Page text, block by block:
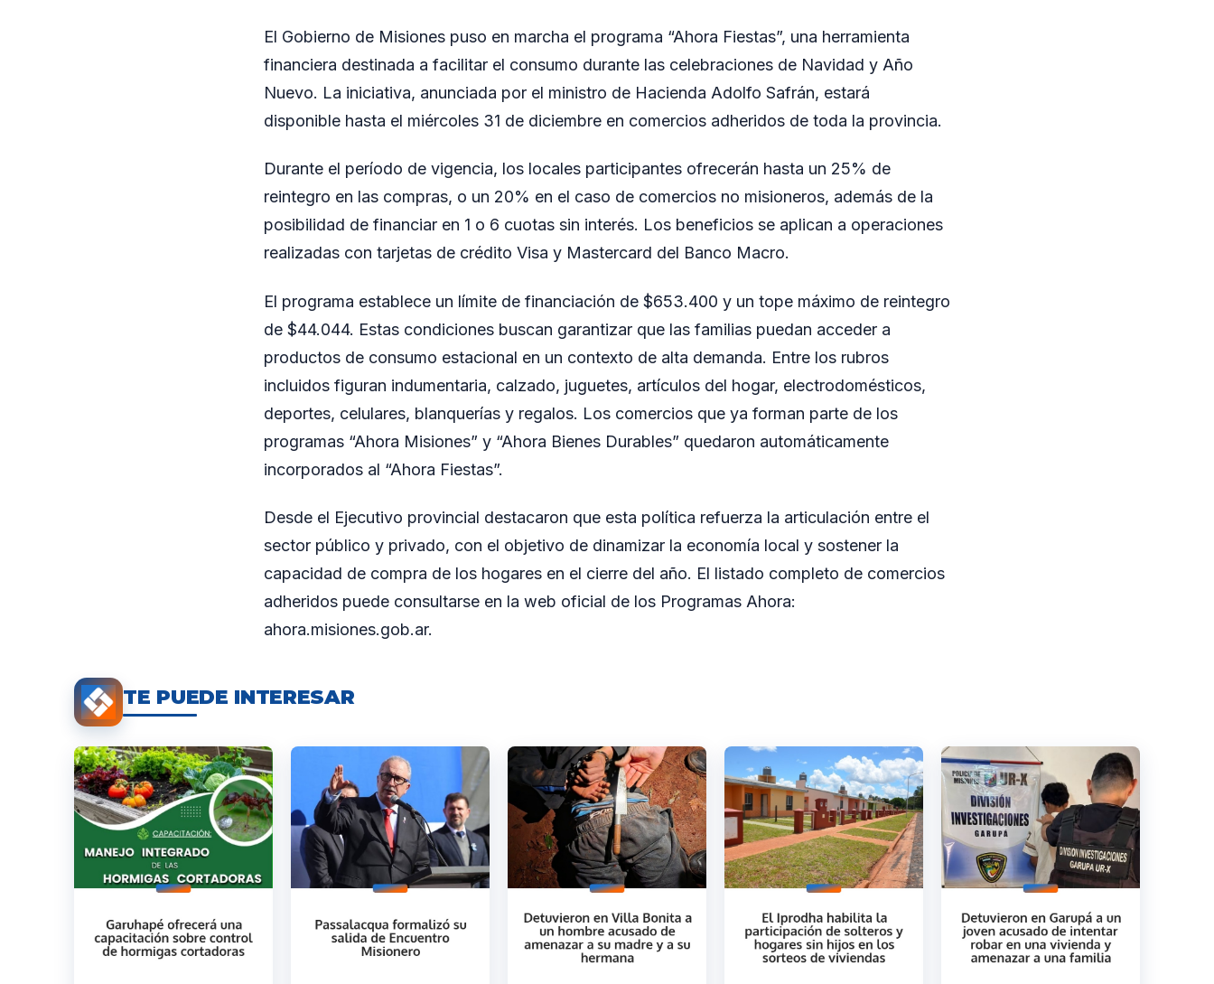
El Gobierno de Misiones puso en marcha el programa “Ahora Fiestas”, una herramienta
financiera destinada a facilitar el consumo durante las celebraciones de Navidad y Año
Nuevo. La iniciativa, anunciada por el ministro de Hacienda Adolfo Safrán, estará
disponible hasta el miércoles 31 de diciembre en comercios adheridos de toda la provincia.
Durante el período de vigencia, los locales participantes ofrecerán hasta un 25% de
reintegro en las compras, o un 20% en el caso de comercios no misioneros, además de la
posibilidad de financiar en 1 o 6 cuotas sin interés. Los beneficios se aplican a operaciones
realizadas con tarjetas de crédito Visa y Mastercard del Banco Macro.
El programa establece un límite de financiación de $653.400 y un tope máximo de reintegro
de $44.044. Estas condiciones buscan garantizar que las familias puedan acceder a
productos de consumo estacional en un contexto de alta demanda. Entre los rubros
incluidos figuran indumentaria, calzado, juguetes, artículos del hogar, electrodomésticos,
deportes, celulares, blanquerías y regalos. Los comercios que ya forman parte de los
programas “Ahora Misiones” y “Ahora Bienes Durables” quedaron automáticamente
incorporados al “Ahora Fiestas”.
Desde el Ejecutivo provincial destacaron que esta política refuerza la articulación entre el
sector público y privado, con el objetivo de dinamizar la economía local y sostener la
capacidad de compra de los hogares en el cierre del año. El listado completo de comercios
adheridos puede consultarse en la web oficial de los Programas Ahora:
ahora.misiones.gob.ar.
TE PUEDE INTERESAR